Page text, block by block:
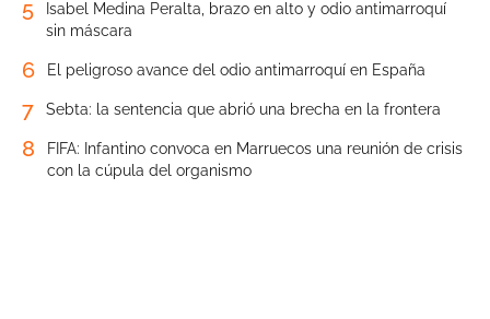
5
Isabel Medina Peralta, brazo en alto y odio antimarroquí
sin máscara
6 El peligroso avance del odio antimarroquí en España
7 Sebta: la sentencia que abrió una brecha en la frontera
8
FIFA: Infantino convoca en Marruecos una reunión de crisis
con la cúpula del organismo